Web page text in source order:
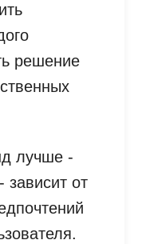
решение
лучше -
зависит от